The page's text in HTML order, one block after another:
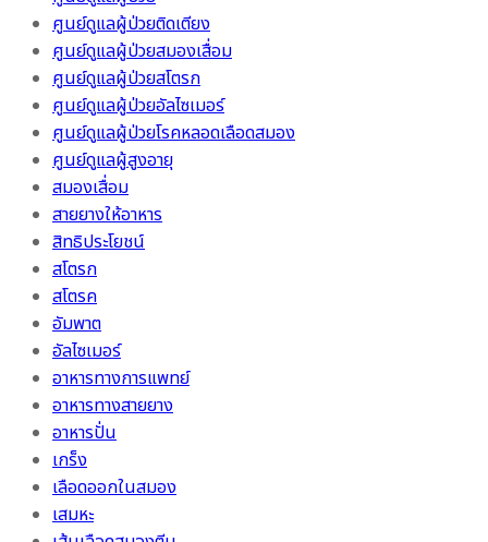
ศูนย์ดูแลผู้ป่วยติดเตียง
ศูนย์ดูแลผู้ป่วยสมองเสื่อม
ศูนย์ดูแลผู้ป่วยสโตรก
ศูนย์ดูแลผู้ป่วยอัลไซเมอร์
ศูนย์ดูแลผู้ป่วยโรคหลอดเลือดสมอง
ศูนย์ดูแลผู้สูงอายุ
สมองเสื่อม
สายยางให้อาหาร
สิทธิประโยชน์
สโตรก
สโตรค
อัมพาต
อัลไซเมอร์
อาหารทางการแพทย์
อาหารทางสายยาง
อาหารปั่น
เกร็ง
เลือดออกในสมอง
เสมหะ